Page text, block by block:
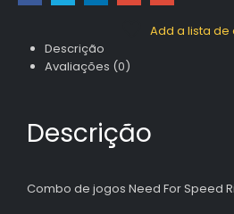
Add a lista de
Descrição
Avaliações (0)
Descrição
Combo de jogos Need For Speed